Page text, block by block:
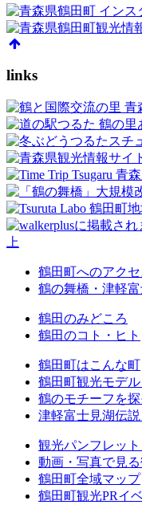
links
鶴田町へのアクセ
鶴の舞橋・津軽
鶴田のみどころ
鶴田のコト・ヒト
鶴田町はこんな町
鶴田町観光モデ
鶴のモチーフを探
津軽富士見湖伝
観光パンフレッ
動画・写真で見
鶴田町全域マップ
鶴田町観光PRイ